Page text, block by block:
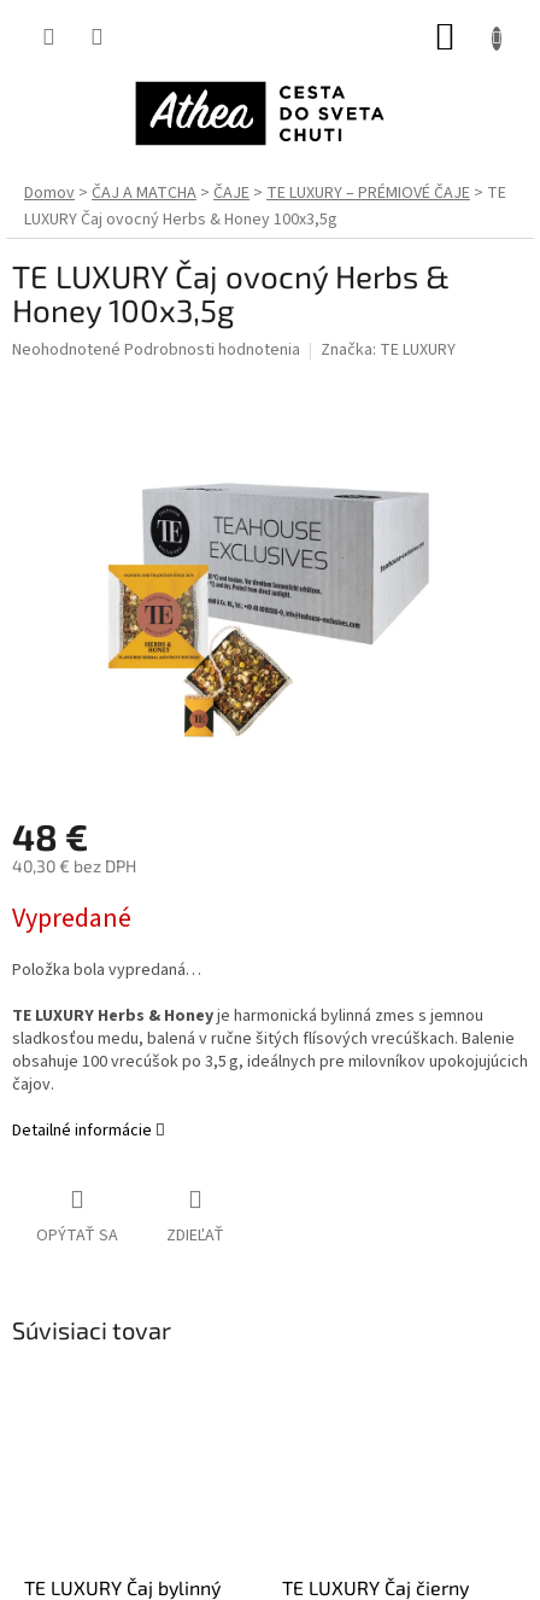
Domov ČAJ A MATCHA ČAJE TE LUXURY – PRÉMIOVÉ ČAJE
TE
LUXURY Čaj ovocný Herbs & Honey 100x3,5g
TE LUXURY Čaj ovocný Herbs &
Honey 100x3,5g
Priemerné
Neohodnotené Podrobnosti hodnotenia Značka: TE LUXURY
48 €
40,30 € bez DPH
cena:
Vypredané
Položka bola vypredaná…
TE LUXURY Herbs & Honeyje harmonická bylinná zmes s jemnou
sladkosťou medu, balená v ručne šitých flísových vrecúškach. Balenie
obsahuje 100 vrecúšok po 3,5 g, ideálnych pre milovníkov upokojujúcich
čajov.
Detailné informácie
OPÝTAŤ SA ZDIEĽAŤ
Súvisiaci tovar
TE LUXURY Čaj bylinný
TE LUXURY Čaj čierny